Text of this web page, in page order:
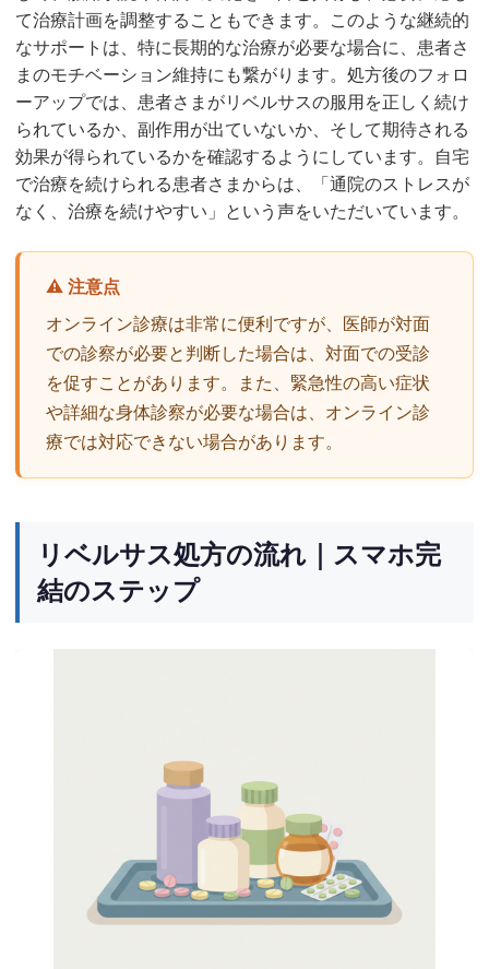
て治療計画を調整することもできます。このような継続的
なサポートは、特に長期的な治療が必要な場合に、患者さ
まのモチベーション維持にも繋がります。処方後のフォロ
ーアップでは、患者さまがリベルサスの服用を正しく続け
られているか、副作用が出ていないか、そして期待される
効果が得られているかを確認するようにしています。自宅
で治療を続けられる患者さまからは、「通院のストレスが
なく、治療を続けやすい」という声をいただいています。
⚠️ 注意点
オンライン診療は非常に便利ですが、医師が対面
での診察が必要と判断した場合は、対面での受診
を促すことがあります。また、緊急性の高い症状
や詳細な身体診察が必要な場合は、オンライン診
療では対応できない場合があります。
リベルサス処方の流れ｜スマホ完
結のステップ